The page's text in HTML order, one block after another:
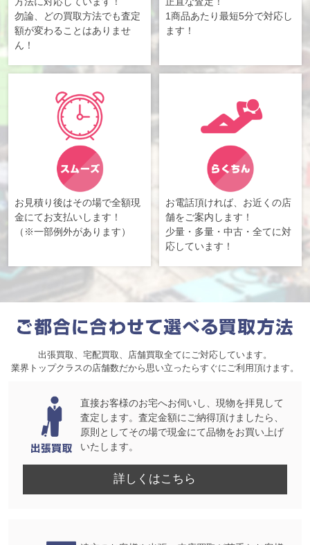
勿論、どの買取方法でも査定
額が変わることはありませ
ん！
1商品あたり最短5分で対応し
ます！
お見積り後はその場で全額現
金にてお支払いします！
（※一部例外があります）
お電話頂ければ、お近くの店
舗をご案内します！
少量・多量・中古・全てに対
応しています！
出張買取、宅配買取、店舗買取全てにご対応しています。
業界トップクラスの店舗数だから思い立ったらすぐにご利用頂けます。
直接お客様のお宅へお伺いし、現物を拝見して
査定します。査定金額にご納得頂けましたら、
原則としてその場で現金にて品物をお買い上げ
いたします。
詳しくはこちら